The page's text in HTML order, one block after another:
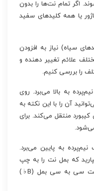
اگر تمام نت‌ها را بدون
یا همه کلیدهای سفید
سیاه) نیاز به افزودن
علائم تغییر دهنده و
را بررسی کنیم.
به بالا می‌برد. روی
آن را با این نکته به
منتقل می‌کند. برای
به پایین می‌برد.
که بمل نت را به چپ
روی کیبورد منتقل می‌کند. برای مثال، نت سی به سی بمل (B♭)